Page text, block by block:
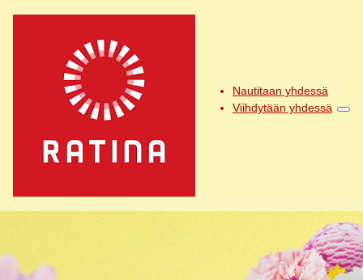
Nautitaan yhdessä
Viihdytään yhdessä